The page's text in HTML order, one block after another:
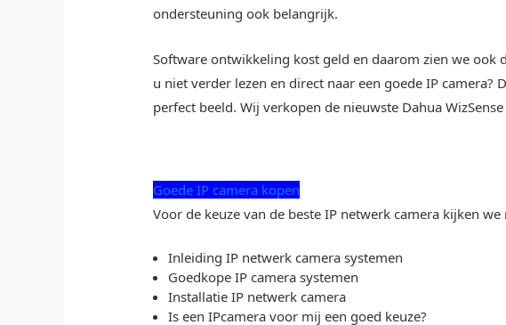
ondersteuning ook belangrijk.
Software ontwikkeling kost geld en daarom zien we ook
u niet verder lezen en direct naar een goede IP
perfect beeld. Wij verkopen de nieuwste Dahua
Goede IP camera kopen
Voor de keuze van de beste IP netwerk camera kijken
Inleiding IP netwerk camera systemen
Goedkope IP camera systemen
Installatie IP netwerk camera
Is een IPcamera voor mij een goed keuze?